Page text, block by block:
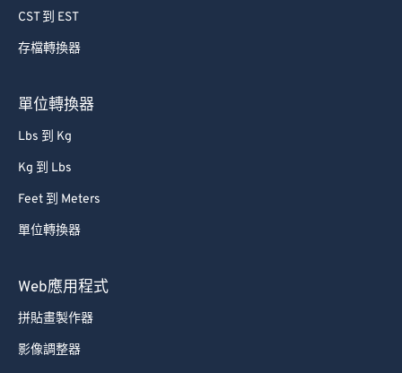
CST 到 EST
存檔轉換器
單位轉換器
Lbs 到 Kg
Kg 到 Lbs
Feet 到 Meters
單位轉換器
Web應用程式
拼貼畫製作器
影像調整器